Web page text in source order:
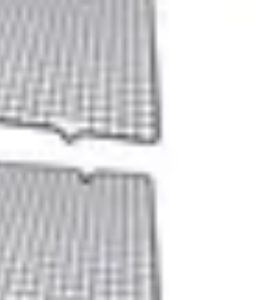
Avis & Comparatifs